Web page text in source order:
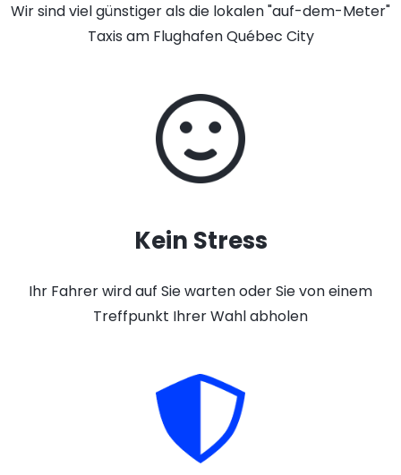
Wir sind viel günstiger als die lokalen "auf-dem-Meter"
Taxis am Flughafen Québec City
Kein Stress
Ihr Fahrer wird auf Sie warten oder Sie von einem
Treffpunkt Ihrer Wahl abholen